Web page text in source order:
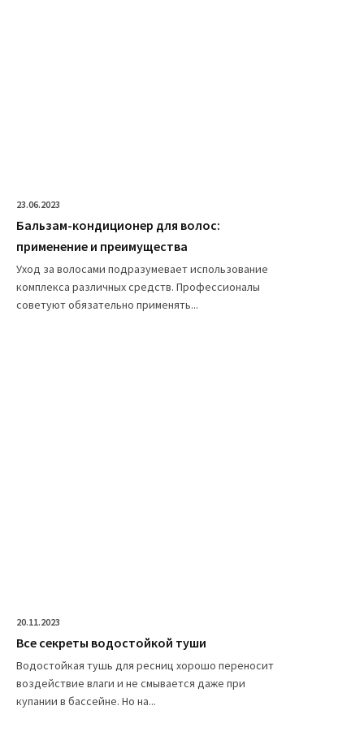
23.06.2023
Бальзам-кондиционер для волос:
применение и преимущества
Уход за волосами подразумевает использование
комплекса различных средств. Профессионалы
советуют обязательно применять...
20.11.2023
Все секреты водостойкой туши
Водостойкая тушь для ресниц хорошо переносит
воздействие влаги и не смывается даже при
купании в бассейне. Но на...